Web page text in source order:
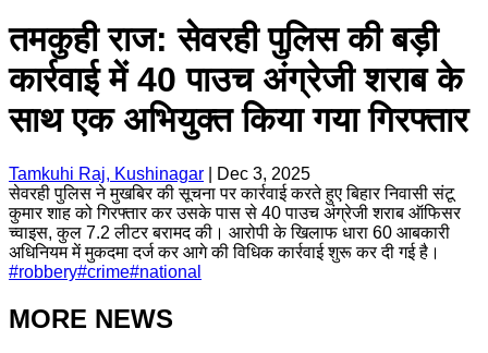
तमकुही राज: सेवरही पुलिस की बड़ी
कार्रवाई में 40 पाउच अंग्रेजी शराब के
साथ एक अभियुक्त किया गया गिरफ्तार
Tamkuhi Raj, Kushinagar
Dec 3, 2025
सेवरही पुलिस ने मुखबिर की सूचना पर कार्रवाई करते हुए बिहार निवासी संटू
कुमार शाह को गिरफ्तार कर उसके पास से 40 पाउच अंग्रेजी शराब ऑफिसर
च्वाइस, कुल 7.2 लीटर बरामद की। आरोपी के खिलाफ धारा 60 आबकारी
अधिनियम में मुकदमा दर्ज कर आगे की विधिक कार्रवाई शुरू कर दी गई है।
#robbery#crime#national
MORE NEWS